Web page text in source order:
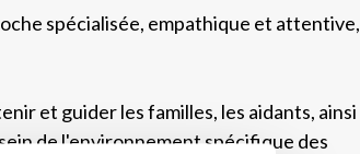
spécialisée, empathique et attentive,
et guider les familles, les aidants, ainsi
de l'environnement spécifique des